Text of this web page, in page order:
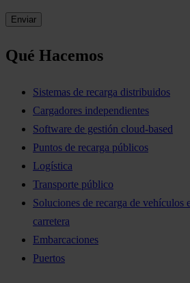
Qué Hacemos
Sistemas de recarga distribuidos
Cargadores independientes
Software de gestión cloud-based
Puntos de recarga públicos
Logística
Transporte público
Soluciones de recarga de vehículos
carretera
Embarcaciones
Puertos